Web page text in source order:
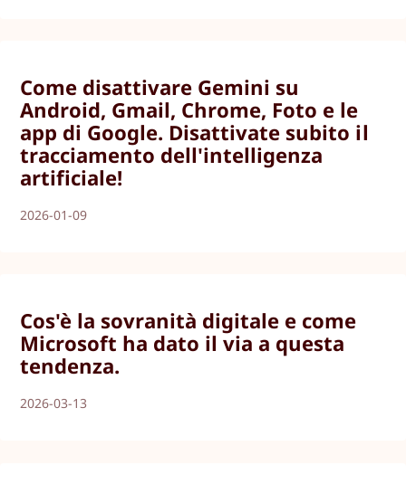
Come disattivare Gemini su
Android, Gmail, Chrome, Foto e le
app di Google. Disattivate subito il
tracciamento dell'intelligenza
artificiale!
2026-01-09
Cos'è la sovranità digitale e come
Microsoft ha dato il via a questa
tendenza.
2026-03-13